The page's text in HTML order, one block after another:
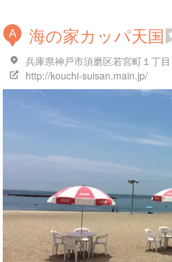
A 海の家カッパ天国
兵庫県神戸市須磨区若宮町１丁目
http://kouchi-suisan.main.jp/